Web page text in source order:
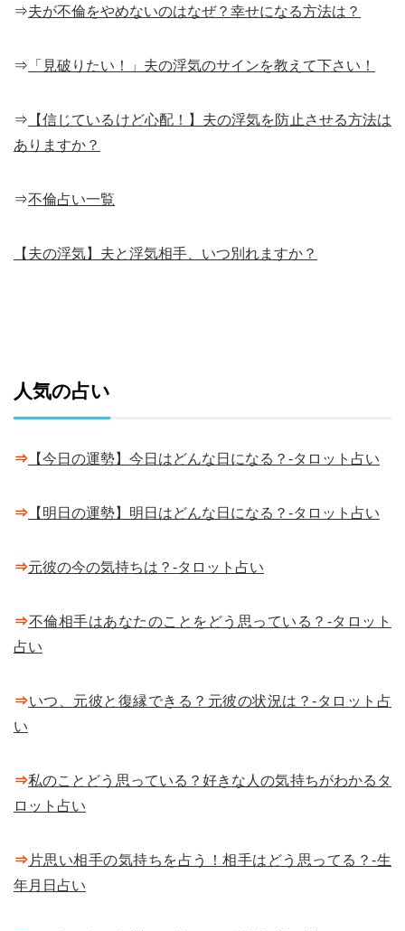
⇒夫が不倫をやめないのはなぜ？幸せになる方法は？
⇒ 「見破りたい！」夫の浮気のサインを教えて下さい！
⇒ 【信じているけど心配！】夫の浮気を防止させる方法は
ありますか？
⇒不倫占い一覧
【夫の浮気】夫と浮気相手、いつ別れますか？
人気の占い
⇒ 【今日の運勢】今日はどんな日になる？-タロット占い
⇒ 【明日の運勢】明日はどんな日になる？-タロット占い
⇒元彼の今の気持ちは？-タロット占い
⇒不倫相手はあなたのことをどう思っている？-タロット
占い
⇒いつ、元彼と復縁できる？元彼の状況は？-タロット占
い
⇒私のことどう思っている？好きな人の気持ちがわかるタ
ロット占い
⇒ 片思い相手の気持ちを占う！相手はどう思ってる？-生
年月日占い